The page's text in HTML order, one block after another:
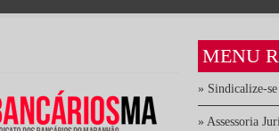
MENU
» Sindicalize-se
» Assessoria